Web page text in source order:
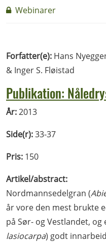
Webinarer
Forfatter(e): Hans
& Inger S. Fløistad
Publikation:
År:2013
Side(r):33-37
Pris: 150
Artikel/abstract:
Nordmannsedelgran (
år vore den mest brukte
på Sør- og Vestlandet,
lasiocarpa) godt